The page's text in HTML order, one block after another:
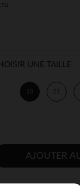
UNE TAILLE
20 21
AJOUTER